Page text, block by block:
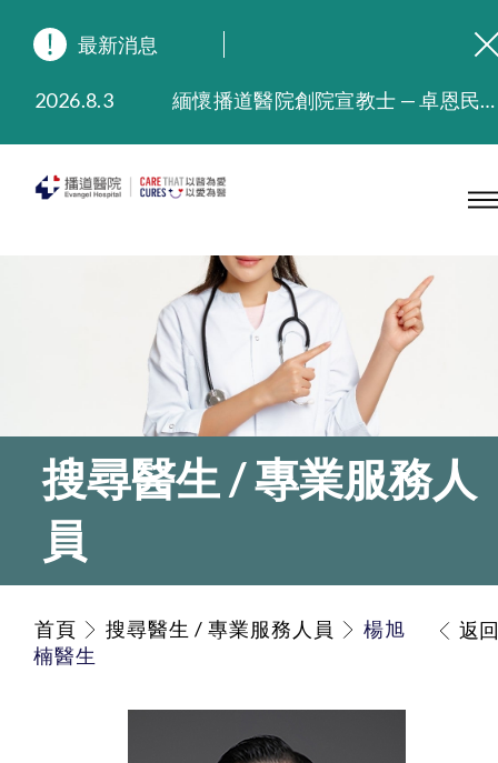
最新消息
2026.8.3
緬懷播道醫院創院宣教士 — 卓恩民醫生香港追思會
2025.9.23
本院在暴雨或颱風警告信號 (包括黑色暴雨及8號或以上熱帶氣旋警告信號) 下，仍會維持有限度服務。如有查詢，可致電2711 5222。
搜尋醫生 / 專業服務人
員
首頁 搜尋醫生 / 專業服務人員
楊旭
楠醫生
返回